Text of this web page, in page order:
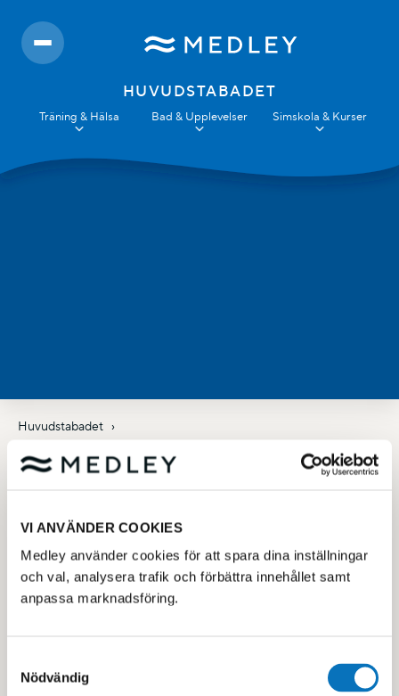
VI ANVÄNDER COOKIES
Medley använder cookies för att spara dina inställningar
och val, analysera trafik och förbättra innehållet samt
anpassa marknadsföring.
Nödvändig
HUVUDSTABADET
Träning & Hälsa Bad & Upplevelser Simskola & Kurser
Huvudstabadet
Kundservice på Medley
Här nedan hittar du enkelt svar på vanliga frågor.
formulär